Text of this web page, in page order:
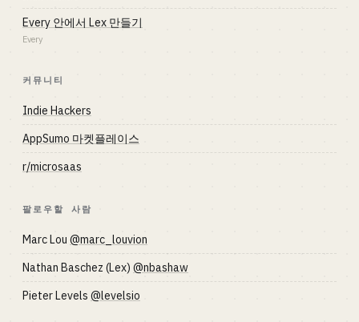
Every 안에서 Lex 만들기
Every
커뮤니티
Indie Hackers
AppSumo 마켓플레이스
r/microsaas
팔로우할 사람
Marc Lou @marc_louvion
Nathan Baschez (Lex) @nbashaw
Pieter Levels @levelsio